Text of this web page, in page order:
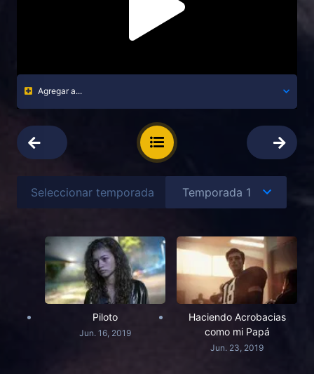
Agregar a...
Seleccionar temporada
Piloto
Jun. 16, 2019
Haciendo Acrobacias
como mi Papá
Jun. 23, 2019